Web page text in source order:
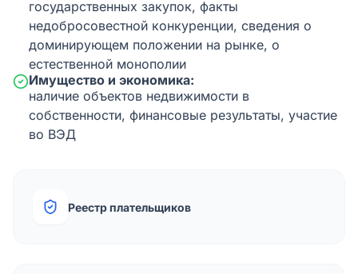
государственных закупок, факты
недобросовестной конкуренции, сведения о
доминирующем положении на рынке, о
естественной монополии
Имущество и экономика:
наличие объектов недвижимости в
собственности, финансовые результаты, участие
во ВЭД
Реестр плательщиков